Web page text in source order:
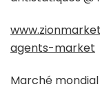
agents-market
Marché